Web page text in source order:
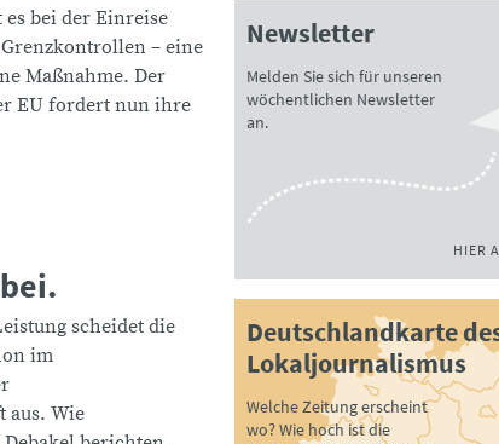
es bei der Einreise
– eine
Maßnahme. Der
EU fordert nun ihre
scheidet die
im
aus. Wie
Newsletter
Melden Sie sich für unseren
wöchentlichen Newsletter
an.
HIER
Deutschlandkarte
Lokaljournalismus
Welche Zeitung erscheint
wo? Wie hoch ist die